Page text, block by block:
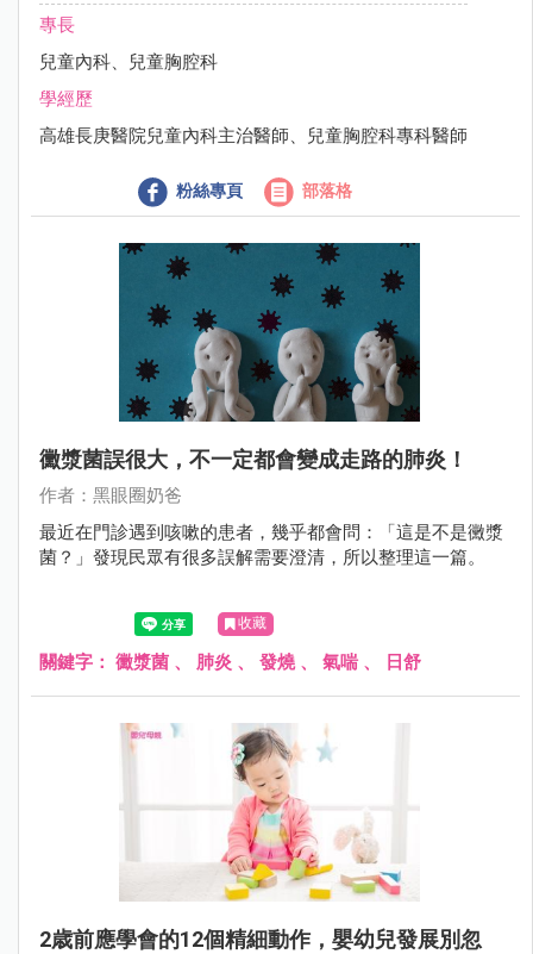
專長
兒童內科、兒童胸腔科
學經歷
高雄長庚醫院兒童內科主治醫師、兒童胸腔科專科醫師
粉絲專頁 部落格
黴漿菌誤很大，不一定都會變成走路的肺炎！
作者：黑眼圈奶爸
最近在門診遇到咳嗽的患者，幾乎都會問：「這是不是黴漿
菌？」發現民眾有很多誤解需要澄清，所以整理這一篇。
收藏
關鍵字： 黴漿菌 、 肺炎 、 發燒、 氣喘、 日舒
2歳前應學會的12個精細動作，嬰幼兒發展別忽